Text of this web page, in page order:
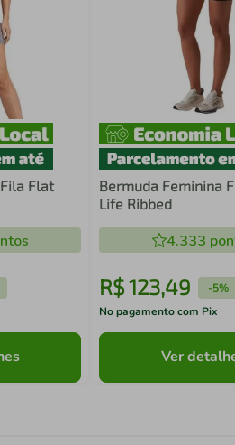
Flat
Bermuda Feminina
Life Ribbed
4.333
R$123,49 -5%
No pagamento com Pix
Ver